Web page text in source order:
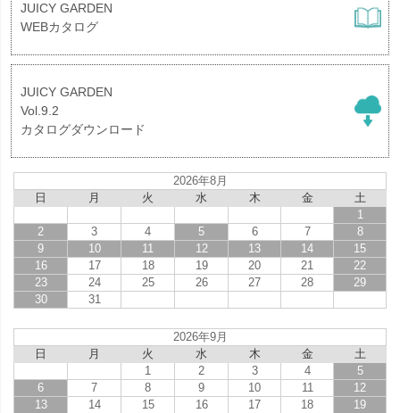
JUICY GARDEN
WEBカタログ
JUICY GARDEN
Vol.9.2
カタログダウンロード
2026年8月
日
月 火 水 木 金
土
1
2
3 4 5 6 7
8
9
10 11 12 13 14
15
16
17 18 19 20 21
22
23
24 25 26 27 28
29
30
31
2026年9月
日
月 火 水 木 金
土
1
2 3 4
5
6
7 8 9 10 11
12
13
14 15 16 17 18
19